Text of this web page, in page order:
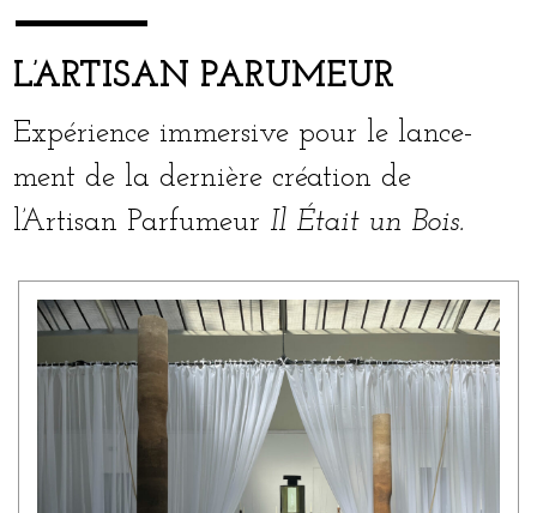
L’ARTISAN PARUMEUR
Expérience immer­sive pour le lan­ce­
ment de la der­nière créa­tion de
l’Artisan Parfumeur Il Était un Bois.